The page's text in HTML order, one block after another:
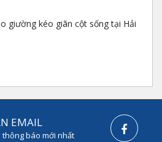
âm Acclarix LX3 phân khúc tầm
bột
₫
giường kéo giãn cột sống tại Hải
EMAIL
thông báo mới nhất